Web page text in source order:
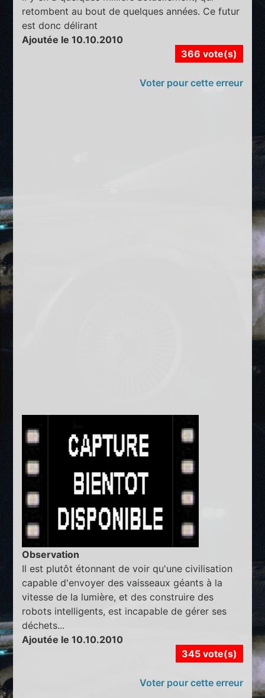
retombent au bout de quelques années. Ce futur
est donc délirant
Ajoutée le 10.10.2010
366 vote(s)
Voter pour cette erreur
Observation
Il est plutôt étonnant de voir qu'une civilisation
capable d'envoyer des vaisseaux géants à la
vitesse de la lumière, et des construire des
robots intelligents, est incapable de gérer ses
déchets...
Ajoutée le 10.10.2010
345 vote(s)
Voter pour cette erreur